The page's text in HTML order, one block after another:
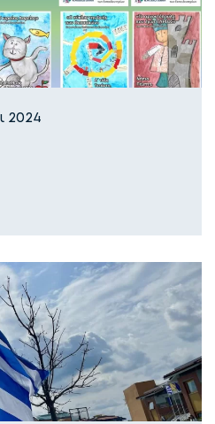
2024